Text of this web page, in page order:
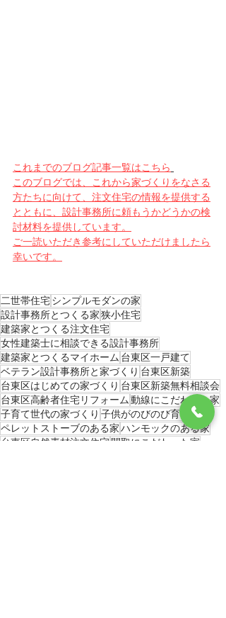
これまでのブログ記事一覧はこちら
このブログでは、これから家づくりをなさる
方たちに向けて、注文住宅の情報を提供する
とともに、設計事務所に頼もうかどうかの検
討材料を提供しています。
ご一読いただき参考にしていただけましたら
幸いです。
二世帯住宅シンプルモダンの家
設計事務所とつくる家狭小住宅
建築家とつくる注文住宅
女性建築士に相談できる設計事務所
建築家とつくるマイホーム 台東区一戸建て
ベテラン設計事務所と家づくり 台東区新築
台東区はじめての家づくり 台東区新築無料相談会
台東区高齢者住宅リフォーム 動線にこだわった家
子育て世代の家づくり 子供がのびのび育つ家
ペレットストーブのある家ハンモックのある家
台東区自然素材注文住宅間取にこだわった家